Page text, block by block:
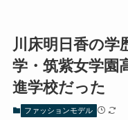
川床明日香の学
学・筑紫女学園
進学校だった
ファッションモデル